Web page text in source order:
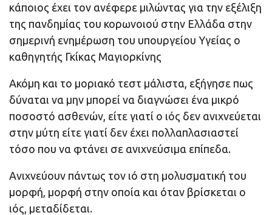
κάποιος έχει τον ανέφερε μιλώντας για την εξέλιξη
της πανδημίας του κορωνοιού στην Ελλάδα στην
σημερινή ενημέρωση του υπουργείου Υγείας ο
καθηγητής Γκίκας Μαγιορκίνης
Ακόμη και το μοριακό τεστ μάλιστα, εξήγησε πως
δύναται να μην μπορεί να διαγνώσει ένα μικρό
ποσοστό ασθενών, είτε γιατί ο ιός δεν ανιχνεύεται
στην μύτη είτε γιατί δεν έχει πολλαπλασιαστεί
τόσο που να φτάνει σε ανιχνεύσιμα επίπεδα.
Ανιχνεύουν πάντως τον ιό στη μολυσματική του
μορφή, μορφή στην οποία και όταν βρίσκεται ο
ιός, μεταδίδεται.